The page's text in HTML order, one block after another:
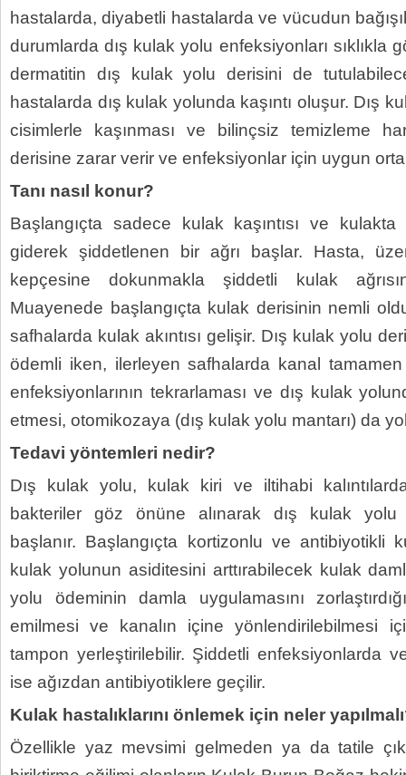
hastalarda, diyabetli hastalarda ve vücudun
durumlarda dış kulak yolu enfeksiyonları sıklıkla
dermatitin dış kulak yolu derisini de
hastalarda dış kulak yolunda kaşıntı oluşur. Dış
cisimlerle kaşınması ve bilinçsiz temizleme
derisine zarar verir ve enfeksiyonlar için uygun
Tanı nasıl konur?
Başlangıçta sadece kulak kaşıntısı ve
giderek şiddetlenen bir ağrı başlar. Hasta,
kepçesine dokunmakla şiddetli kulak
Muayenede başlangıçta kulak derisinin nemli
safhalarda kulak akıntısı gelişir. Dış kulak yolu
ödemli iken, ilerleyen safhalarda kanal
enfeksiyonlarının tekrarlaması ve dış kulak
etmesi, otomikozaya (dış kulak yolu mantarı) da
Tedavi yöntemleri nedir?
Dış kulak yolu, kulak kiri ve iltihabi
bakteriler göz önüne alınarak dış kulak yolu
başlanır. Başlangıçta kortizonlu ve antibiyotikli
kulak yolunun asiditesini arttırabilecek kulak
yolu ödeminin damla uygulamasını
emilmesi ve kanalın içine yönlendirilebilmesi
tampon yerleştirilebilir. Şiddetli enfeksiyonlarda
ise ağızdan antibiyotiklere geçilir.
Kulak hastalıklarını önlemek için neler
Özellikle yaz mevsimi gelmeden ya da tatile